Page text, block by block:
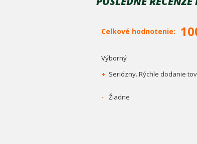
Celkové hodnotenie:
Výborný
+ Seriózny. Rýchle dodanie
- Žiadne